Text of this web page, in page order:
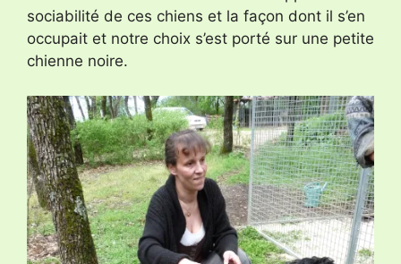
sociabilité de ces chiens et la façon dont il s’en
occupait et notre choix s’est porté sur une petite
chienne noire.